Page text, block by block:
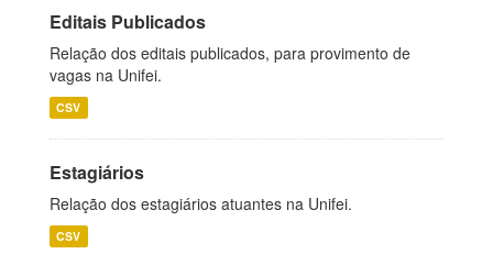
Editais Publicados
Relação dos editais publicados, para provimento de
vagas na Unifei.
CSV
Estagiários
Relação dos estagiários atuantes na Unifei.
CSV